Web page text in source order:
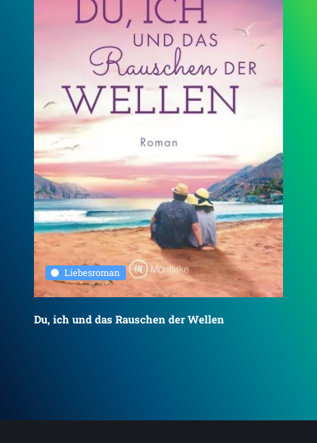
Liebesroman
Du, ich und das Rauschen der Wellen